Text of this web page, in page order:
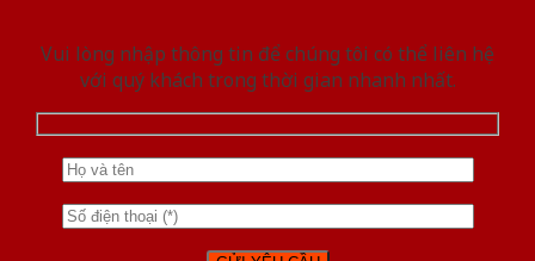
Vui lòng nhập thông tin để chúng tôi có thể liên hệ
với quý khách trong thời gian nhanh nhất.